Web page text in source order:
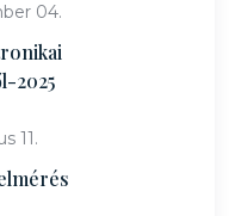
04.
2025
11.